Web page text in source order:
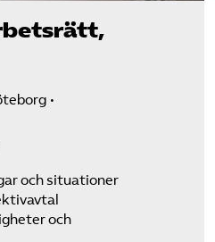
och situationer
och